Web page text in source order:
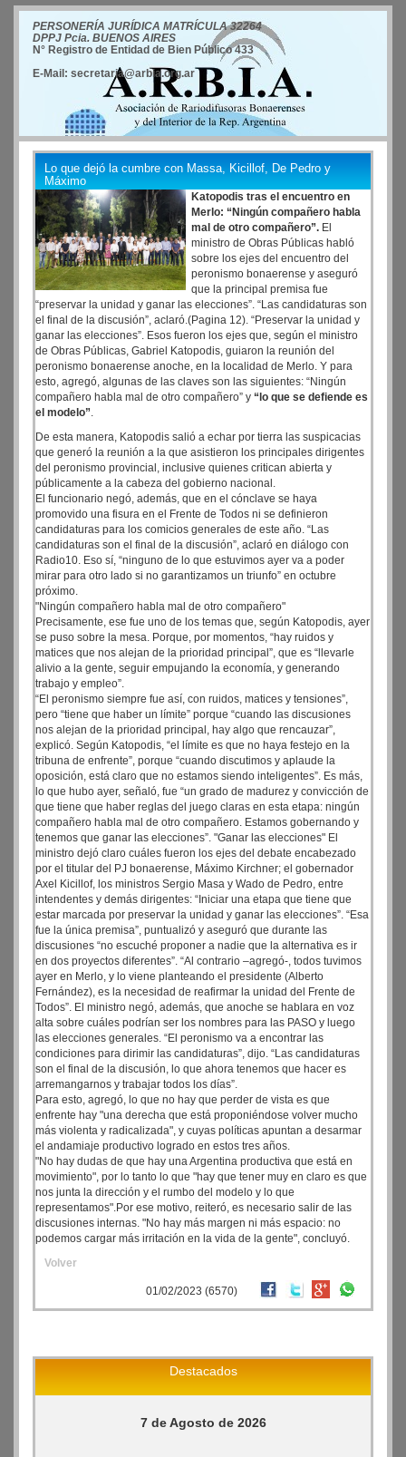
PERSONERÍA JURÍDICA MATRÍCULA 32264
DPPJ Pcia. BUENOS AIRES
N° Registro de Entidad de Bien Público 433
E-Mail: secretaria@arbia.org.ar
Lo que dejó la cumbre con Massa, Kicillof, De Pedro y
Máximo
Katopodis tras el encuentro en
Merlo: “Ningún compañero habla
mal de otro compañero”. El
ministro de Obras Públicas habló
sobre los ejes del encuentro del
peronismo bonaerense y aseguró
que la principal premisa fue
“preservar la unidad y ganar las elecciones”. “Las candidaturas son
el final de la discusión”, aclaró.(Pagina 12). “Preservar la unidad y
ganar las elecciones”. Esos fueron los ejes que, según el ministro
de Obras Públicas, Gabriel Katopodis, guiaron la reunión del
peronismo bonaerense anoche, en la localidad de Merlo. Y para
esto, agregó, algunas de las claves son las siguientes: “Ningún
compañero habla mal de otro compañero” y “lo que se defiende es
el modelo”.
De esta manera, Katopodis salió a echar por tierra las suspicacias
que generó la reunión a la que asistieron los principales dirigentes
del peronismo provincial, inclusive quienes critican abierta y
públicamente a la cabeza del gobierno nacional.
El funcionario negó, además, que en el cónclave se haya
promovido una fisura en el Frente de Todos ni se definieron
candidaturas para los comicios generales de este año. “Las
candidaturas son el final de la discusión”, aclaró en diálogo con
Radio10. Eso sí, “ninguno de lo que estuvimos ayer va a poder
mirar para otro lado si no garantizamos un triunfo” en octubre
próximo.
"Ningún compañero habla mal de otro compañero"
Precisamente, ese fue uno de los temas que, según Katopodis, ayer
se puso sobre la mesa. Porque, por momentos, “hay ruidos y
matices que nos alejan de la prioridad principal”, que es “llevarle
alivio a la gente, seguir empujando la economía, y generando
trabajo y empleo”.
“El peronismo siempre fue así, con ruidos, matices y tensiones”,
pero “tiene que haber un límite” porque “cuando las discusiones
nos alejan de la prioridad principal, hay algo que rencauzar”,
explicó. Según Katopodis, “el límite es que no haya festejo en la
tribuna de enfrente”, porque “cuando discutimos y aplaude la
oposición, está claro que no estamos siendo inteligentes”. Es más,
lo que hubo ayer, señaló, fue “un grado de madurez y convicción de
que tiene que haber reglas del juego claras en esta etapa: ningún
compañero habla mal de otro compañero. Estamos gobernando y
tenemos que ganar las elecciones”. "Ganar las elecciones" El
ministro dejó claro cuáles fueron los ejes del debate encabezado
por el titular del PJ bonaerense, Máximo Kirchner; el gobernador
Axel Kicillof, los ministros Sergio Masa y Wado de Pedro, entre
intendentes y demás dirigentes: “Iniciar una etapa que tiene que
estar marcada por preservar la unidad y ganar las elecciones”. “Esa
fue la única premisa”, puntualizó y aseguró que durante las
discusiones “no escuché proponer a nadie que la alternativa es ir
en dos proyectos diferentes”. “Al contrario –agregó-, todos tuvimos
ayer en Merlo, y lo viene planteando el presidente (Alberto
Fernández), es la necesidad de reafirmar la unidad del Frente de
Todos”. El ministro negó, además, que anoche se hablara en voz
alta sobre cuáles podrían ser los nombres para las PASO y luego
las elecciones generales. “El peronismo va a encontrar las
condiciones para dirimir las candidaturas”, dijo. “Las candidaturas
son el final de la discusión, lo que ahora tenemos que hacer es
arremangarnos y trabajar todos los días”.
Para esto, agregó, lo que no hay que perder de vista es que
enfrente hay "una derecha que está proponiéndose volver mucho
más violenta y radicalizada", y cuyas políticas apuntan a desarmar
el andamiaje productivo logrado en estos tres años.
"No hay dudas de que hay una Argentina productiva que está en
movimiento", por lo tanto lo que "hay que tener muy en claro es que
nos junta la dirección y el rumbo del modelo y lo que
representamos".Por ese motivo, reiteró, es necesario salir de las
discusiones internas. "No hay más margen ni más espacio: no
podemos cargar más irritación en la vida de la gente", concluyó.
Volver
01/02/2023 (6570)
Destacados
7 de Agosto de 2026